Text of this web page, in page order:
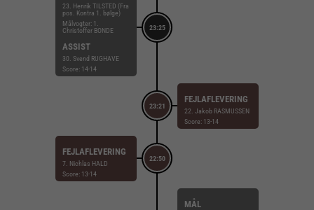
23:25
23. Henrik TILSTED (Fra
pos. Kontra 1. bølge)
Målvogter: 1.
Christoffer BONDE
ASSIST
30. Svend RUGHAVE
Score: 14-14
23:21
FEJLAFLEVERING
22. Jakob RASMUSSEN
Score: 13-14
22:50
FEJLAFLEVERING
7. Nichlas HALD
Score: 13-14
MÅL